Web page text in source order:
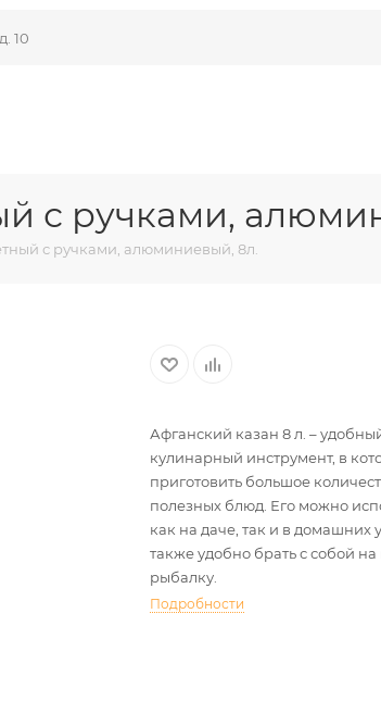
10
с ручками,
с ручками, алюминиевый, 8л.
Афганский казан 8 л. –
кулинарный инструмент, в
приготовить большое
полезных блюд. Его можно
как на даче, так и в домашних
также удобно брать с собой
рыбалку.
Подробности